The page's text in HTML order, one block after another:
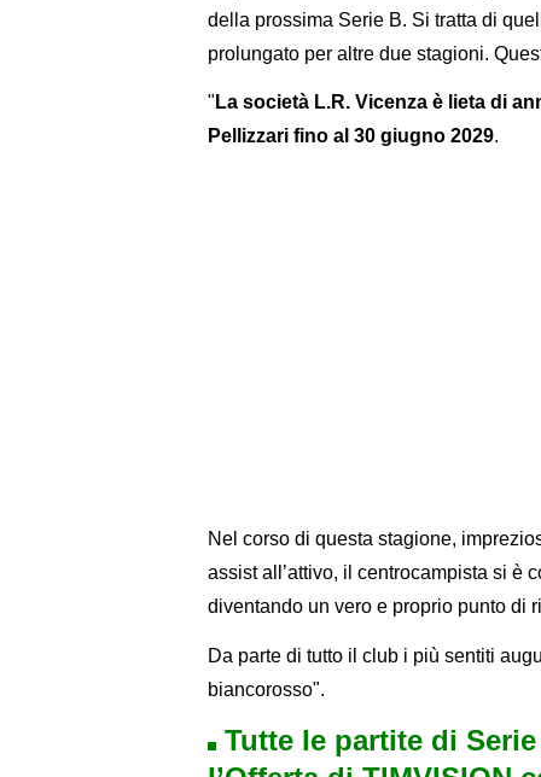
della prossima Serie B. Si tratta di
prolungato per altre due stagioni.
" La società L.R. Vicenza è lieta di
Pellizzari fino al 30 giugno 2029.
Nel corso di questa stagione,
assist all’attivo, il centrocampista si è
diventando un vero e proprio punto di
Da parte di tutto il club i più sentiti
biancorosso".
Tutte le partite di